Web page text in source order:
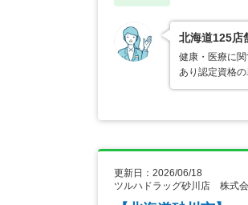
北海道125店
健康・医療に
あり認定資格
更新日：2026/06/18
ツルハドラッグ砂川店 株式